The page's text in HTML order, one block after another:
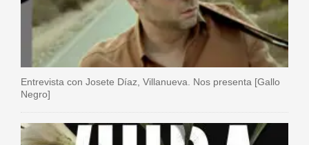
Entrevista con Josete Díaz, Villanueva. Nos presenta [Gallo
Negro]